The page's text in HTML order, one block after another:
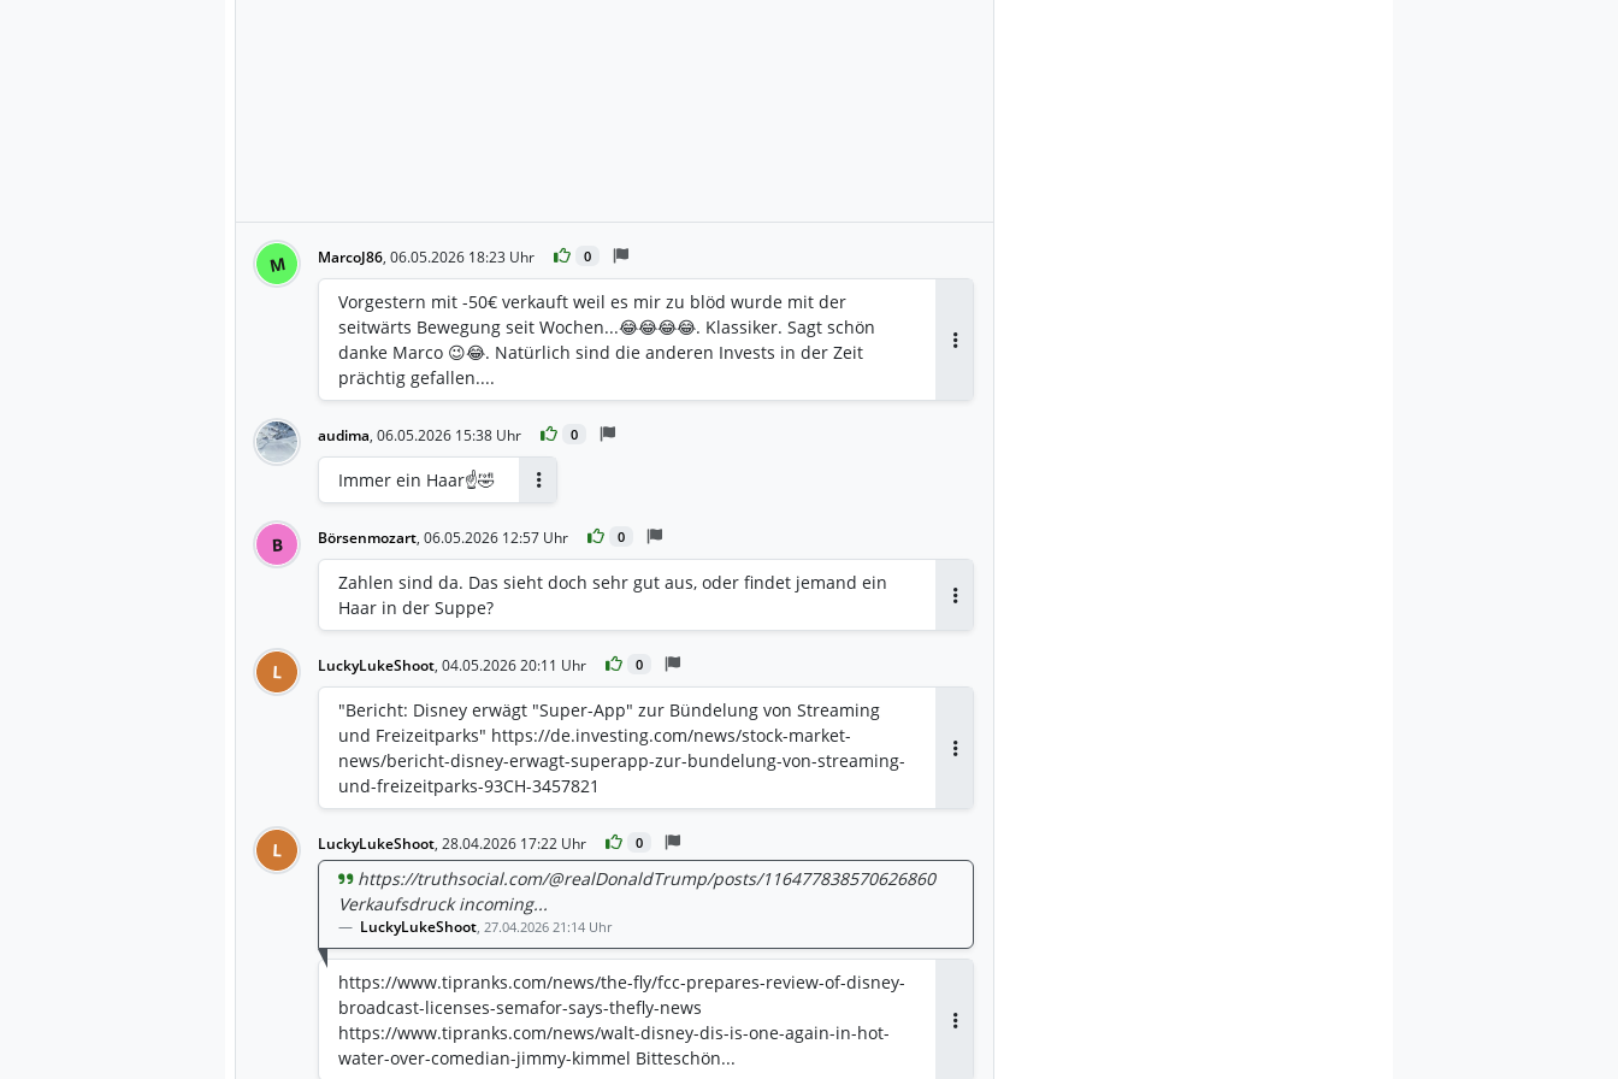
M MarcoJ86, 06.05.2026 18:23 Uhr 0
Vorgestern mit -50€ verkauft weil es mir zu blöd wurde mit der
seitwärts Bewegung seit Wochen...😂😂😂😂. Klassiker. Sagt schön
danke Marco 😉😂. Natürlich sind die anderen Invests in der Zeit
prächtig gefallen....
audima, 06.05.2026 15:38 Uhr 0
Immer ein Haar☝️🤣
B Börsenmozart, 06.05.2026 12:57 Uhr 0
Zahlen sind da. Das sieht doch sehr gut aus, oder findet jemand ein
Haar in der Suppe?
L LuckyLukeShoot, 04.05.2026 20:11 Uhr 0
"Bericht: Disney erwägt "Super-App" zur Bündelung von Streaming
und Freizeitparks" https://de.investing.com/news/stock-market-
news/bericht-disney-erwagt-superapp-zur-bundelung-von-streaming-
und-freizeitparks-93CH-3457821
L LuckyLukeShoot, 28.04.2026 17:22 Uhr 0
https://truthsocial.com/@realDonaldTrump/posts/116477838570626860
Verkaufsdruck incoming...
LuckyLukeShoot, 27.04.2026 21:14 Uhr
https://www.tipranks.com/news/the-fly/fcc-prepares-review-of-disney-
broadcast-licenses-semafor-says-thefly-news
https://www.tipranks.com/news/walt-disney-dis-is-one-again-in-hot-
water-over-comedian-jimmy-kimmel Bitteschön...